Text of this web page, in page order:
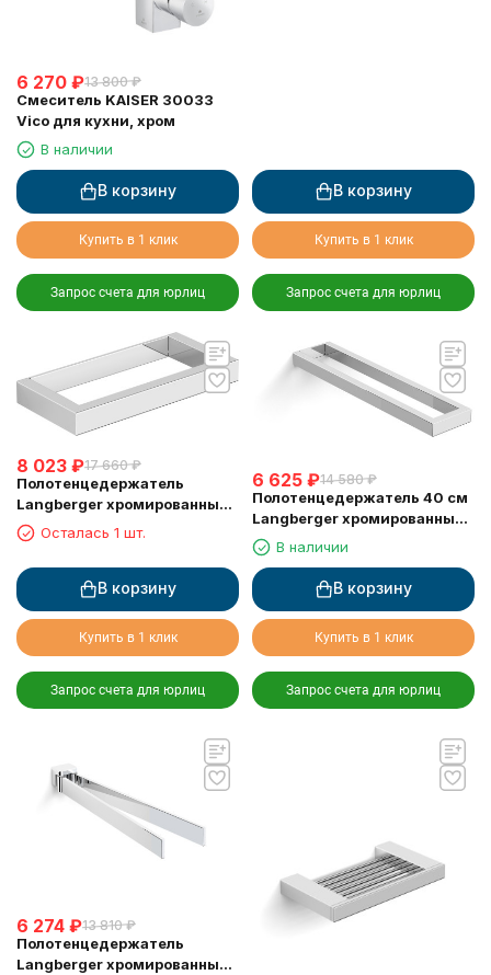
6 270 ₽13 800 ₽
Смеситель KAISER 30033
Vico для кухни, хром
В наличии
В корзину
Купить в 1 клик
Запрос счета для юрлиц
В корзину
Купить в 1 клик
Запрос счета для юрлиц
8 023 ₽17 660 ₽
Полотенцедержатель
Langberger хромированный
к стене одинарный 22 см
30038A
Осталась 1 шт.
В корзину
Купить в 1 клик
Запрос счета для юрлиц
6 625 ₽14 580 ₽
Полотенцедержатель 40 см
Langberger хромированный
к стене двойной 30008A
В наличии
В корзину
Купить в 1 клик
Запрос счета для юрлиц
6 274 ₽13 810 ₽
Полотенцедержатель
Langberger хромированный